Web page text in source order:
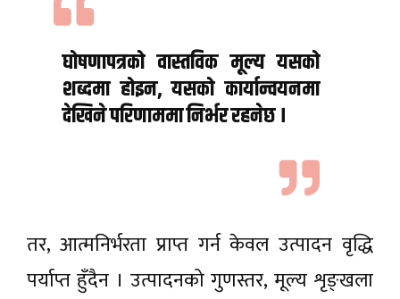
घोषणापत्रको वास्तविक मूल्य यसको
शब्दमा होइन, यसको कार्यान्वयनमा
देखिने परिणाममा निर्भर रहनेछ ।
तर, आत्मनिर्भरता प्राप्त गर्न केवल उत्पादन वृद्धि
पर्याप्त हुँदैन । उत्पादनको गुणस्तर, मूल्य शृङ्खला